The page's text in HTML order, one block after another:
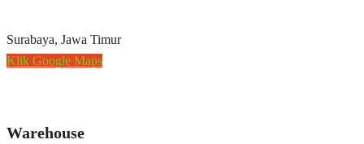
Surabaya, Jawa Timur
Klik Google Maps
Warehouse